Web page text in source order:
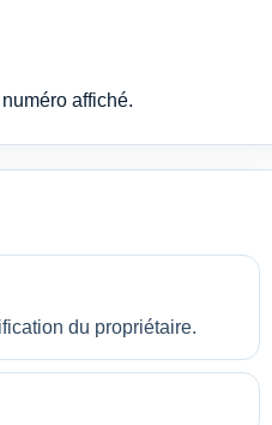
affiché.
du propriétaire.